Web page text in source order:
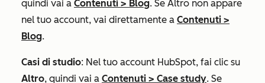
quindi vai a Contenuti > Blog. Se Altro non appare
nel tuo account, vai direttamente a Contenuti >
Blog.
Casi di studio: Nel tuo account HubSpot, fai clic su
Altro, quindi vai a Contenuti > Case study. Se